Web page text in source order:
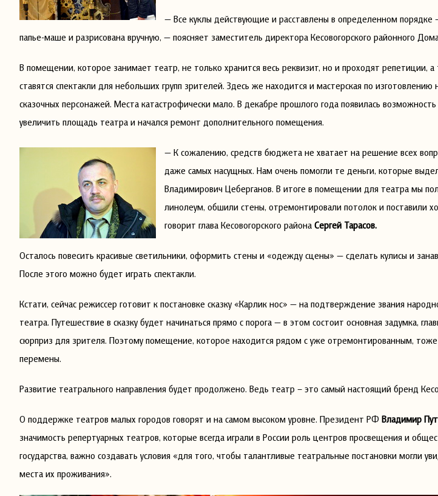
— Все куклы действующие и расставлены в определенном порядке
папье-маше и разрисована вручную, — поясняет заместитель директора Кесовогорского районного
В помещении, которое занимает театр, не только хранится весь реквизит, но и проходят репетиции, а
ставятся спектакли для небольших групп зрителей. Здесь же находится и мастерская по изготовлению
сказочных персонажей. Места катастрофически мало. В декабре прошлого года появилась возможность
увеличить площадь театра и начался ремонт дополнительного помещения.
— К сожалению, средств бюджета не хватает на решение всех
даже самых насущных. Нам очень помогли те деньги, которые
Владимирович Цеберганов. В итоге в помещении для театра мы
линолеум, обшили стены, отремонтировали потолок и поставили
говорит глава Кесовогорского района Сергей Тарасов.
Осталось повесить красивые светильники, оформить стены и «одежду сцены» — сделать кулисы и
После этого можно будет играть спектакли.
Кстати, сейчас режиссер готовит к постановке сказку «Карлик нос» — на подтверждение звания
театра. Путешествие в сказку будет начинаться прямо с порога — в этом состоит основная задумка,
сюрприз для зрителя. Поэтому помещение, которое находится рядом с уже отремонтированным,
перемены.
Развитие театрального направления будет продолжено. Ведь театр – это самый настоящий бренд
О поддержке театров малых городов говорят и на самом высоком уровне. Президент РФ Владимир
значимость репертуарных театров, которые всегда играли в России роль центров просвещения и
государства, важно создавать условия «для того, чтобы талантливые театральные постановки могли
места их проживания».